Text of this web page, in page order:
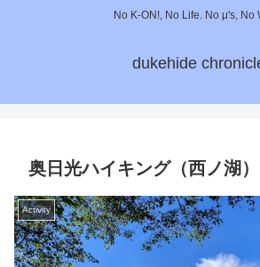
No K-ON!, No Life. No μ's, No
dukehide
奥日光ハイキング（西ノ湖
Activity